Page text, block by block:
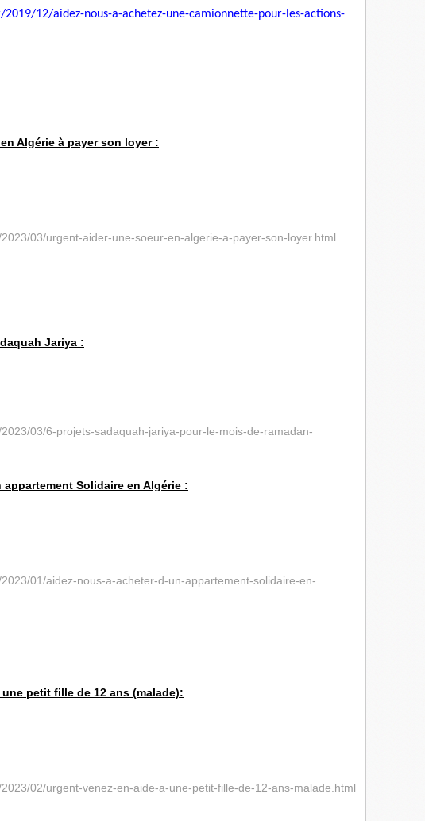
2019/12/aidez-nous-a-achetez-une-camionnette-pour-les-actions-
Algérie à payer son loyer :
03/urgent-aider-une-soeur-en-algerie-a-payer-son-loyer.html
Jariya :
03/6-projets-sadaquah-jariya-pour-le-mois-de-ramadan-
Solidaire en Algérie :
01/aidez-nous-a-acheter-d-un-appartement-solidaire-en-
petit fille de 12 ans (malade):
02/urgent-venez-en-aide-a-une-petit-fille-de-12-ans-malade.html